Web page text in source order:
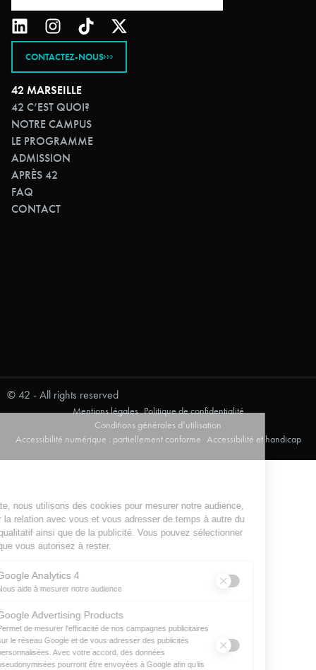
CONTACTEZ-NOUS
42 MARSEILLE
42 C’EST QUOI?
NOTRE CAMPUS
LE PROGRAMME
ADMISSION
APRÈS 42
FAQ
CONTACT
© 42 - All rights reserved
Mentions légales Politique de confidentialité
Conditions générales d’utilisation
Accessibilité numérique : partiellement conforme Accessibilité et handicap